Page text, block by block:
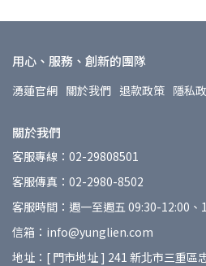
用心、服務、創新的團隊
湧蓮官網 關於我們 退款政策 隱私
關於我們
客服專線：02-29808501
客服傳真：02-2980-8502
客服時間：週一至週五 09:30-12:00、
信箱：info@yunglien.com
地址：[ 門市地址 ] 241 新北市三重